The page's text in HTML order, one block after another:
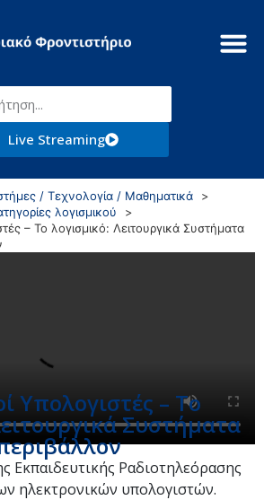
Live Streaming
/ Τεχνολογία / Μαθηματικά
λογισμικού
– Το λογισμικό: Λειτουργικά Συστήματα
Υπολογιστές – Το
Συστήματα
Εκπαιδευτικής Ραδιοτηλεόρασης
ηλεκτρονικών υπολογιστών.